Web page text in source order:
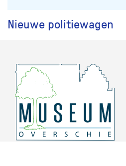
Nieuwe politiewagen